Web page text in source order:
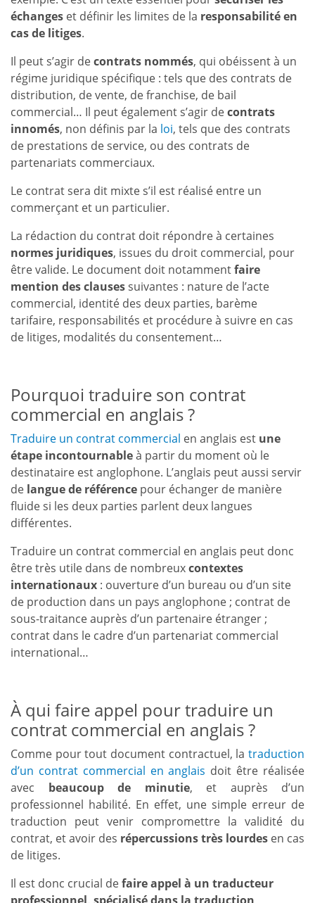
échanges et définir les limites de la responsabilité en
cas de litiges.
Il peut s’agir decontrats nommés, qui obéissent à un
régime juridique spécifique : tels que des contrats de
distribution, de vente, de franchise, de bail
commercial… Il peut également s’agir decontrats
innomés, non définis par la loi, tels que des contrats
de prestations de service, ou des contrats de
partenariats commerciaux.
Le contrat sera dit mixte s’il est réalisé entre un
commerçant et un particulier.
La rédaction du contrat doit répondre à certaines
normes juridiques, issues du droit commercial, pour
être valide. Le document doit notammentfaire
mention des clausessuivantes : nature de l’acte
commercial, identité des deux parties, barème
tarifaire, responsabilités et procédure à suivre en cas
de litiges, modalités du consentement…
Pourquoi traduire son contrat
commercial en anglais ?
Traduire un contrat commercial en anglais est une
étape incontournableà partir du moment où le
destinataire est anglophone. L’anglais peut aussi servir
de langue de référence pour échanger de manière
fluide si les deux parties parlent deux langues
différentes.
Traduire un contrat commercial en anglais peut donc
être très utile dans de nombreuxcontextes
internationaux : ouverture d’un bureau ou d’un site
de production dans un pays anglophone ; contrat de
sous-traitance auprès d’un partenaire étranger ;
contrat dans le cadre d’un partenariat commercial
international…
À qui faire appel pour traduire un
contrat commercial en anglais ?
Comme pour tout document contractuel, la traduction
d’un contrat commercial en anglais doit être réalisée
avec beaucoup de minutie, et auprès d’un
professionnel habilité. En effet, une simple erreur de
traduction peut venir compromettre la validité du
contrat, et avoir des répercussions très lourdes en cas
de litiges.
Il est donc crucial defaire appel à un traducteur